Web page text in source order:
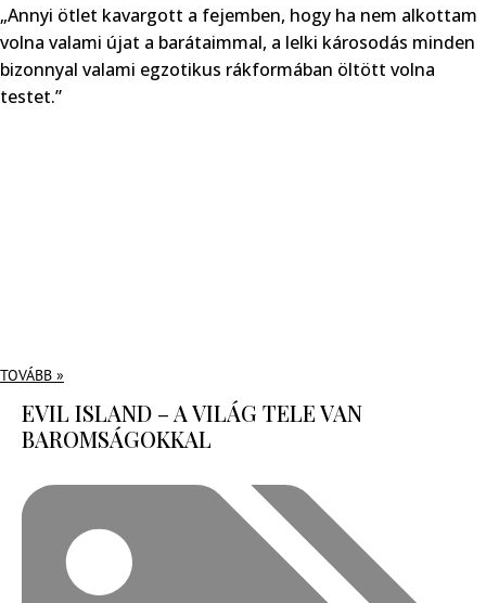
„Annyi ötlet kavargott a fejemben, hogy ha nem alkottam
volna valami újat a barátaimmal, a lelki károsodás minden
bizonnyal valami egzotikus rákformában öltött volna
testet.”
TOVÁBB »
EVIL ISLAND – A VILÁG TELE VAN
BAROMSÁGOKKAL